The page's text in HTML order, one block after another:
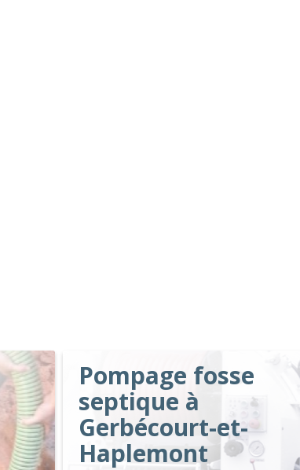
Pompage fosse
septique à
Gerbécourt-et-
Haplemont